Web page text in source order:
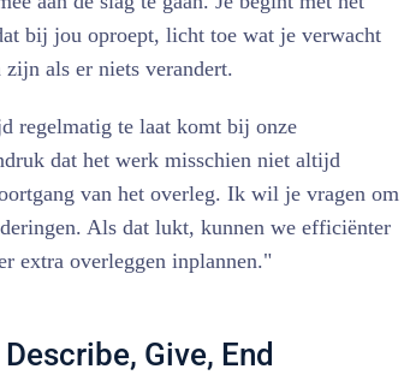
bij jou oproept, licht toe wat je verwacht
als er niets verandert.
regelmatig te laat komt bij onze
dat het werk misschien niet altijd
van het overleg. Ik wil je vragen om
Als dat lukt, kunnen we efficiënter
extra overleggen inplannen."
Give, End